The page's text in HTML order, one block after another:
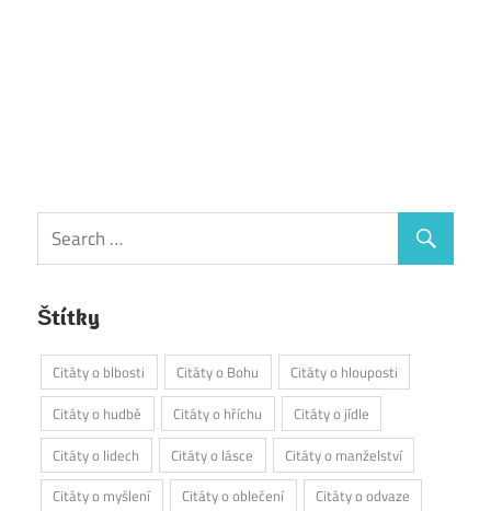
Štítky
Citáty o blbosti Citáty o Bohu
Citáty o hlouposti
Citáty o hudbě
Citáty o hříchu
Citáty o jídle
Citáty o lidech
Citáty o lásce
Citáty o manželství
Citáty o myšlení
Citáty o oblečení Citáty o odvaze